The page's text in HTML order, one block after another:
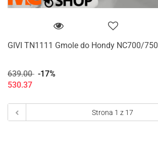
GIVI TN1111 Gmole do Hondy NC700/750
639.00 -17%
530.37